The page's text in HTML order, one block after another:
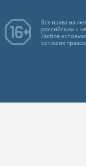
Все права на
российским и
Любое
согласия